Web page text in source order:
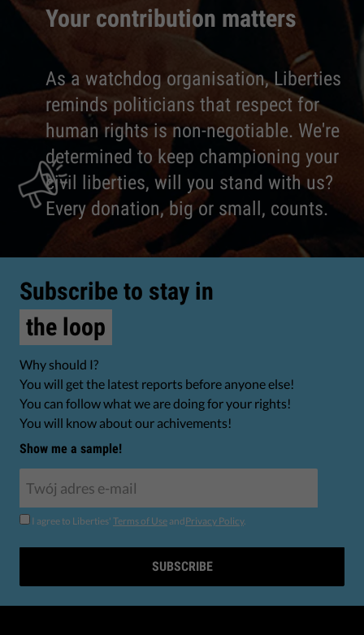
Your contribution matters
As a watchdog organisation, Liberties
reminds politicians that respect for
human rights is non-negotiable. We're
determined to keep championing your
civil liberties, will you stand with us?
Every donation, big or small, counts.
Subscribe to stay in
the loop
Why should I?
You will get the latest reports before anyone else!
You can follow what we are doing for your rights!
You will know about our achivements!
Show me a sample!
I agree to Liberties' Terms of Use andPrivacy Policy.
SUBSCRIBE